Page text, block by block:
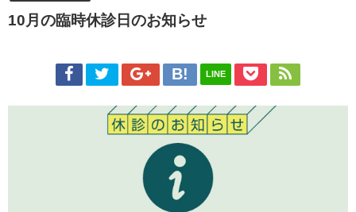
10月の臨時休診日のお知らせ
LINE